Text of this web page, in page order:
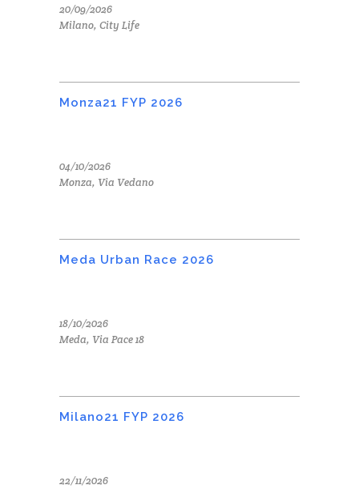
20/09/2026
Milano, City Life
Monza21 FYP 2026
04/10/2026
Monza, Via Vedano
Meda Urban Race 2026
18/10/2026
Meda, Via Pace 18
Milano21 FYP 2026
22/11/2026